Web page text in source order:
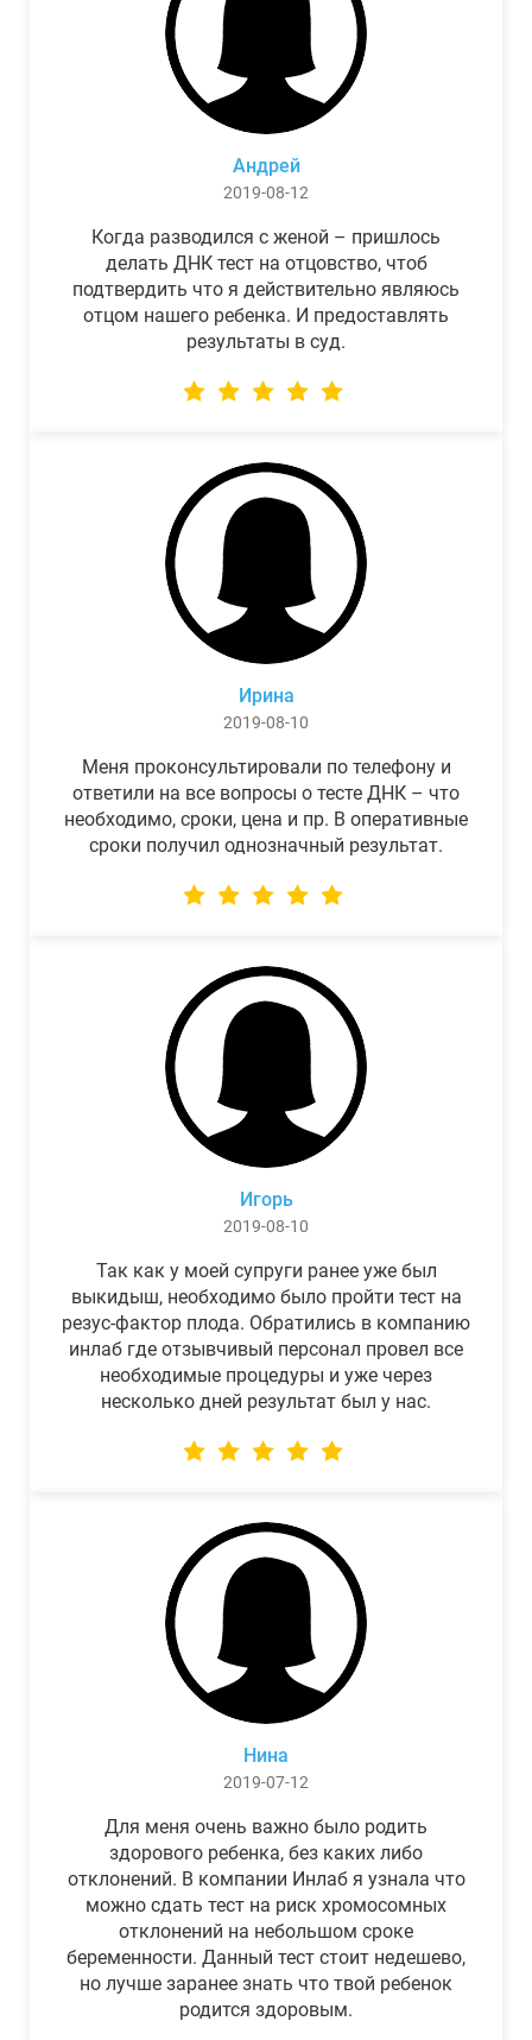
Андрей
2019-08-12
Когда разводился с женой – пришлось
делать ДНК тест на отцовство, чтоб
подтвердить что я действительно являюсь
отцом нашего ребенка. И предоставлять
результаты в суд.
Ирина
2019-08-10
Меня проконсультировали по телефону и
ответили на все вопросы о тесте ДНК – что
необходимо, сроки, цена и пр. В оперативные
сроки получил однозначный результат.
Игорь
2019-08-10
Так как у моей супруги ранее уже был
выкидыш, необходимо было пройти тест на
резус-фактор плода. Обратились в компанию
инлаб где отзывчивый персонал провел все
необходимые процедуры и уже через
несколько дней результат был у нас.
Нина
2019-07-12
Для меня очень важно было родить
здорового ребенка, без каких либо
отклонений. В компании Инлаб я узнала что
можно сдать тест на риск хромосомных
отклонений на небольшом сроке
беременности. Данный тест стоит недешево,
но лучше заранее знать что твой ребенок
родится здоровым.